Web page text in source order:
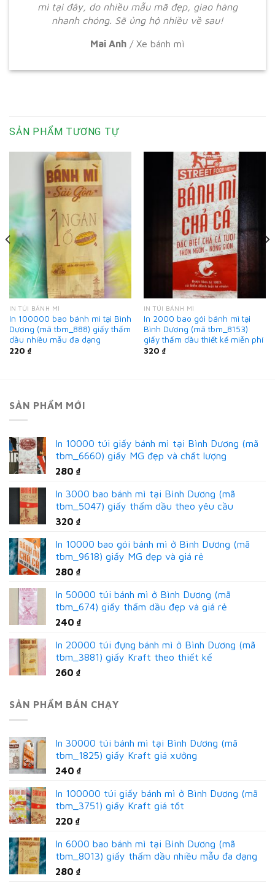
mì tại đây, do nhiều mẫu mã đẹp, giao hàng
nhanh chóng. Sẽ ủng hộ nhiều về sau!
Mai Anh / Xe bánh mì
SẢN PHẨM TƯƠNG TỰ
IN TÚI BÁNH MÌ
In 100000 bao bánh mì tại Bình
Dương (mã tbm_888) giấy thấm
dầu nhiều mẫu đa dạng
220 ₫
IN TÚI BÁNH MÌ
In 2000 bao gói bánh mì tại
Bình Dương (mã tbm_8153)
giấy thấm dầu thiết kế miễn phí
320 ₫
SẢN PHẨM MỚI
In 10000 túi giấy bánh mì tại Bình Dương (mã
tbm_6660) giấy MG đẹp và chất lượng
280 ₫
In 3000 bao bánh mì tại Bình Dương (mã
tbm_5047) giấy thấm dầu theo yêu cầu
320 ₫
In 10000 bao gói bánh mì ở Bình Dương (mã
tbm_9618) giấy MG đẹp và giá rẻ
280 ₫
In 50000 túi bánh mì ở Bình Dương (mã
tbm_674) giấy thấm dầu đẹp và giá rẻ
240 ₫
In 20000 túi đựng bánh mì ở Bình Dương (mã
tbm_3881) giấy Kraft theo thiết kế
260 ₫
SẢN PHẨM BÁN CHẠY
In 30000 túi bánh mì tại Bình Dương (mã
tbm_1825) giấy Kraft giá xưởng
240 ₫
In 100000 túi giấy bánh mì ở Bình Dương (mã
tbm_3751) giấy Kraft giá tốt
220 ₫
In 6000 bao bánh mì tại Bình Dương (mã
tbm_8013) giấy thấm dầu nhiều mẫu đa dạng
280 ₫